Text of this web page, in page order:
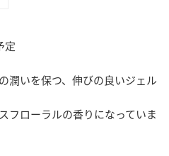
定
潤いを保つ、伸びの良いジェル
フローラルの香りになっていま